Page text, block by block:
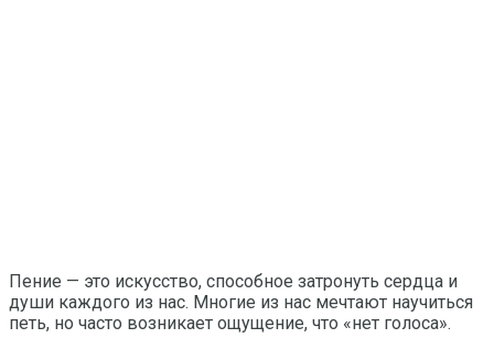
Пение — это искусство, способное затронуть сердца и
души каждого из нас. Многие из нас мечтают научиться
петь, но часто возникает ощущение, что «нет голоса».